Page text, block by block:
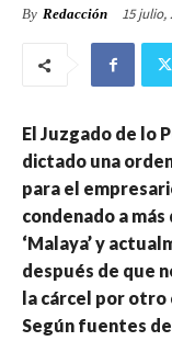
By Redacción 15 julio,
El Juzgado de lo
dictado una
para el
condenado a
‘Malaya’ y
después de que
la cárcel por
Según fuentes